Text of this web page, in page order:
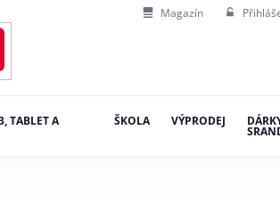
Magazín
TABLET A ŠKOLA VÝPRODEJ